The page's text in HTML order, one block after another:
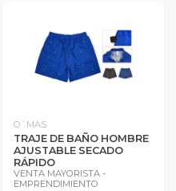
O´MAS
TRAJE DE BAÑO HOMBRE
AJUSTABLE SECADO
RÁPIDO
VENTA MAYORISTA -
EMPRENDIMIENTO